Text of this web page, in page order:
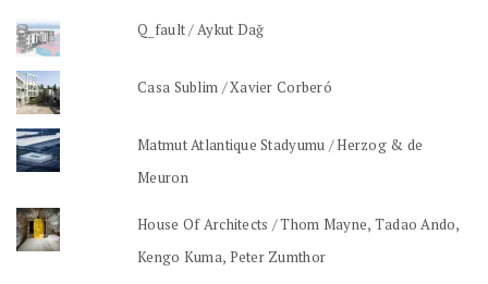
Q_fault / Aykut Dağ
Casa Sublim / Xavier Corberó
Matmut Atlantique Stadyumu / Herzog & de
Meuron
House Of Architects / Thom Mayne, Tadao Ando,
Kengo Kuma, Peter Zumthor